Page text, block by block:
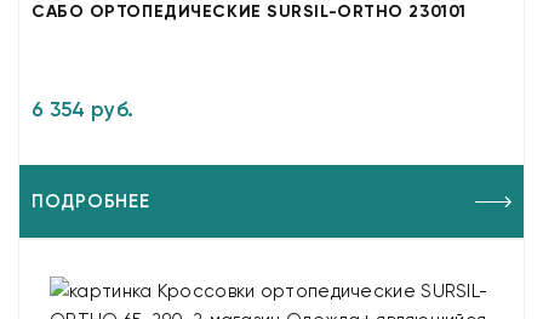
САБО ОРТОПЕДИЧЕСКИЕ SURSIL-ORTHO 230101
6 354 руб.
ПОДРОБНЕЕ